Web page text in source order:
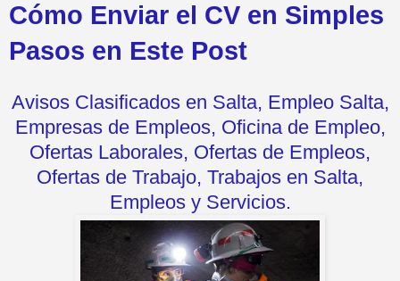
Cómo Enviar el CV en Simples
Pasos en Este Post
Avisos Clasificados en Salta, Empleo Salta,
Empresas de Empleos, Oficina de Empleo,
Ofertas Laborales, Ofertas de Empleos,
Ofertas de Trabajo, Trabajos en Salta,
Empleos y Servicios.